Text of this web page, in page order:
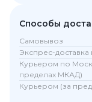
Способы
Самовывоз
Экспрес-
Курьером по
пределах МКАД)
Курьером (за